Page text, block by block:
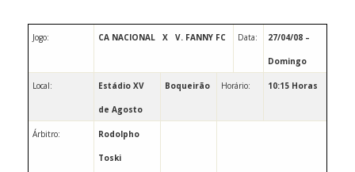
Jogo: CA NACIONAL X V. FANNY FC Data: 27/04/08 –
Domingo
Local: Estádio XV
de Agosto
Boqueirão Horário: 10:15 Horas
Árbitro: Rodolpho
Toski